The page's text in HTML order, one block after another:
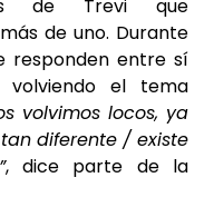
de Trevi que
de uno. Durante
responden entre sí
el tema
volvimos locos, ya
diferente / existe
, dice parte de la